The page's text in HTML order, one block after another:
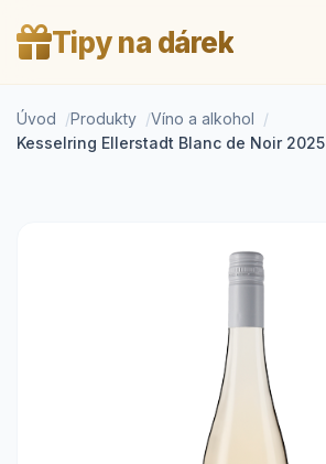
Tipy na dárek
Úvod Produkty
Víno a alkohol
Kesselring Ellerstadt Blanc de Noir 2025